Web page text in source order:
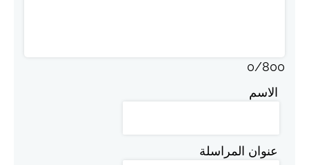
0/800
الاسم
عنوان المراسلة